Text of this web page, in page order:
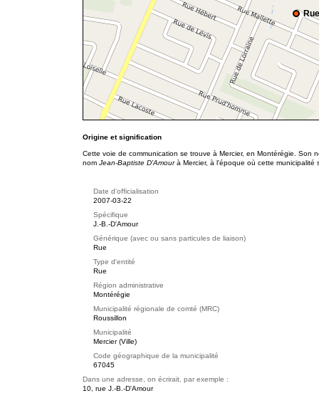
Origine et signification
Cette voie de communication se trouve à Mercier, en Montérégie. Son
nom Jean-Baptiste D'Amourà Mercier, à l'époque où cette municipalité
Date d'officialisation
2007-03-22
Spécifique
J.-B.-D'Amour
Générique (avec ou sans particules de liaison)
Rue
Type d'entité
Rue
Région administrative
Montérégie
Municipalité régionale de comté (MRC)
Roussillon
Municipalité
Mercier (Ville)
Code géographique de la municipalité
67045
Dans une adresse, on écrirait, par exemple :
10, rue J.-B.-D'Amour